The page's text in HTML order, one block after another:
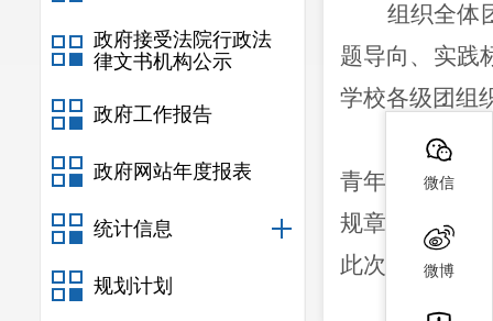
政府接受法院行政法
律文书机构公示
政府工作报告
政府网站年度报表
统计信息
规划计划
组织全体
题导向、实践
学校各级团组
本次学
青年团普通中
规章制定条例
此次学习，所
跟党走、奋
微信
微博